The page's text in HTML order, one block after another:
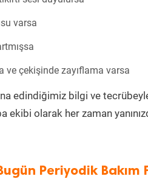
varsa
ve çekişinde zayıflama varsa
edindiğimiz bilgi ve
ekibi olarak her zaman
Periyodik